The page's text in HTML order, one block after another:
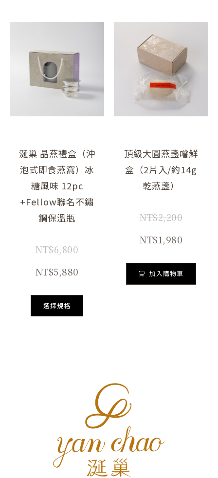
涎巢 晶燕禮盒（沖
泡式即食燕窩）冰
糖風味 12pc
+fellow聯名不鏽
鋼保溫瓶
NT$6,800
原
價
NT$6,800。
NT$5,880
目
價
NT$5,880。
選擇規格
種
款
產
頁
選
頂級大圓燕盞嚐鮮
盒（2片入/約14g
乾燕盞）
NT$2,200
原
價
格：
NT$1,980
目
價
格：
加入購物車